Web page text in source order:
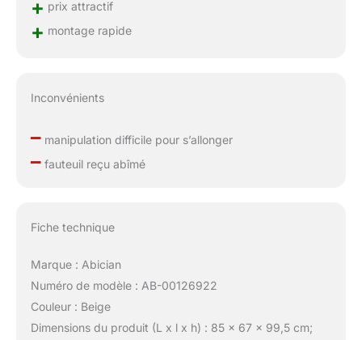
+ prix attractif
+ montage rapide
Inconvénients
–manipulation difficile pour s’allonger
–fauteuil reçu abîmé
Fiche technique
Marque : Abician
Numéro de modèle : AB-00126922
Couleur : Beige
Dimensions du produit (L x l x h) : 85 x 67 x 99,5 cm;